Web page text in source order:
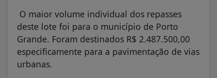
O maior volume individual dos repasses
deste lote foi para o município de Porto
Grande. Foram destinados R$ 2.487.500,00
especificamente para a pavimentação de vias
urbanas.